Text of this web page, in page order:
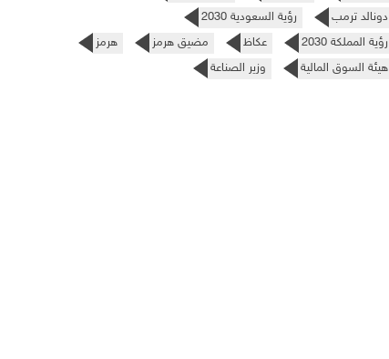
دونالد ترمب
رؤية السعودية 2030
رؤية المملكة 2030
عكاظ مضيق هرمز
هرمز
هيئة السوق المالية
وزير الصناعة